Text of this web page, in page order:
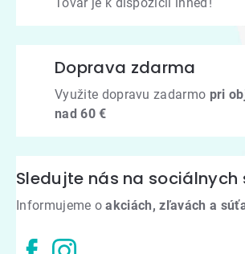
Doprava zdarma
Využite dopravu zadarmo pri
nad 60 €
Sledujte nás na sociálnych
Informujeme oakciách, zľavách a